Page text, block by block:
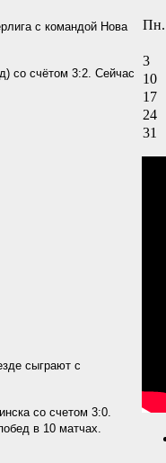
с командой Нова
со счётом 3:2. Сейчас
сыграют с
со счетом 3:0.
в 10 матчах.
Пн.
3
10
17
24
31